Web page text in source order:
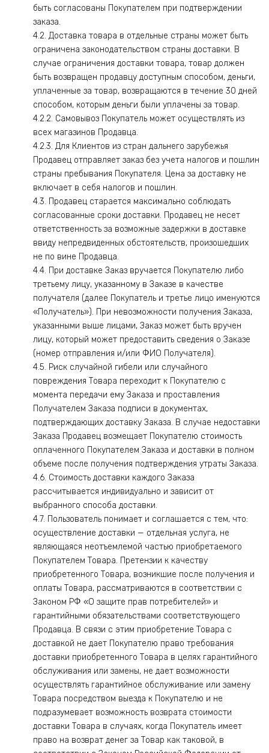
быть согласованы Покупателем при подтверждении
заказа.
4.2. Доставка товара в отдельные страны может быть
ограничена законодательством страны доставки. В
случае ограничения доставки товара, товар должен
быть возвращен продавцу доступным способом, деньги,
уплаченные за товар, возвращаются в течение 30 дней
способом, которым деньги были уплачены за товар.
4.2.2. Самовывоз Покупатель может осуществлять из
всех магазинов Продавца.
4.2.3. Для Клиентов из стран дальнего зарубежья
Продавец отправляет заказ без учета налогов и пошлин
страны пребывания Покупателя. Цена за доставку не
включает в себя налогов и пошлин.
4.3. Продавец старается максимально соблюдать
согласованные сроки доставки. Продавец не несет
ответственность за возможные задержки в доставке
ввиду непредвиденных обстоятельств, произошедших
не по вине Продавца.
4.4. При доставке Заказ вручается Покупателю либо
третьему лицу, указанному в Заказе в качестве
получателя (далее Покупатель и третье лицо именуются
«Получатель»). При невозможности получения Заказа,
указанными выше лицами, Заказ может быть вручен
лицу, который может предоставить сведения о Заказе
(номер отправления и/или ФИО Получателя).
4.5. Риск случайной гибели или случайного
повреждения Товара переходит к Покупателю с
момента передачи ему Заказа и проставления
Получателем Заказа подписи в документах,
подтверждающих доставку Заказа. В случае недоставки
Заказа Продавец возмещает Покупателю стоимость
оплаченного Покупателем Заказа и доставки в полном
объеме после получения подтверждения утраты Заказа.
4.6. Стоимость доставки каждого Заказа
рассчитывается индивидуально и зависит от
выбранного способа доставки.
4.7. Пользователь понимает и соглашается с тем, что:
осуществление доставки — отдельная услуга, не
являющаяся неотъемлемой частью приобретаемого
Покупателем Товара. Претензии к качеству
приобретенного Товара, возникшие после получения и
оплаты Товара, рассматриваются в соответствии с
Законом РФ «О защите прав потребителей» и
гарантийными обязательствами соответствующего
Продавца. В связи с этим приобретение Товара с
доставкой не дает Покупателю право требования
доставки приобретенного Товара в целях гарантийного
обслуживания или замены, не дает возможности
осуществлять гарантийное обслуживание или замену
Товара посредством выезда к Покупателю и не
подразумевает возможность возврата стоимости
доставки Товара в случаях, когда Покупатель имеет
право на возврат денег за Товар как таковой, в